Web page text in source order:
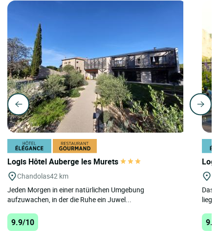
Logis Hôtel Auberge les Murets
Chandolas42 km
Jeden Morgen in einer natürlichen Umgebung
aufzuwachen, in der die Ruhe ein Juwel...
9.9/10
Das
liegt